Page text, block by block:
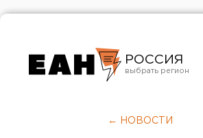
РОССИЯ
Челябинск
← НОВОСТИ